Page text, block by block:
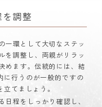
調整
一環として大切なステッ
を調整し、両親がリラッ
めます。伝統的には、結
に行うのが一般的ですの
てましょう。
日程をしっかり確認し、